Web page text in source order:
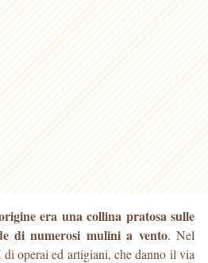
era una collina pratosa sulle
di numerosi mulini a vento. Nel
operai ed artigiani, che danno il via